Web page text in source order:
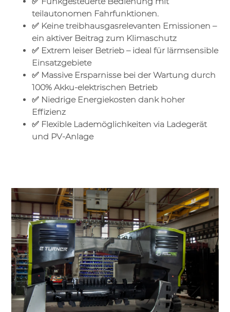
teilautonomen Fahrfunktionen.
✅ Keine treibhausgasrelevanten Emissionen –
ein aktiver Beitrag zum Klimaschutz
✅ Extrem leiser Betrieb – ideal für lärmsensible
Einsatzgebiete
✅ Massive Ersparnisse bei der Wartung durch
100% Akku-elektrischen Betrieb
✅ Niedrige Energiekosten dank hoher
Effizienz
✅ Flexible Lademöglichkeiten via Ladegerät
und PV-Anlage